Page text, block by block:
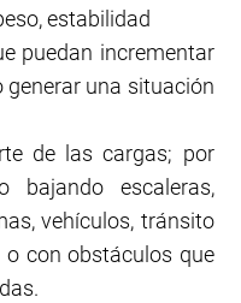
estabilidad
puedan incrementar
una situación
de las cargas; por
bajando escaleras,
vehículos, tránsito
o con obstáculos que